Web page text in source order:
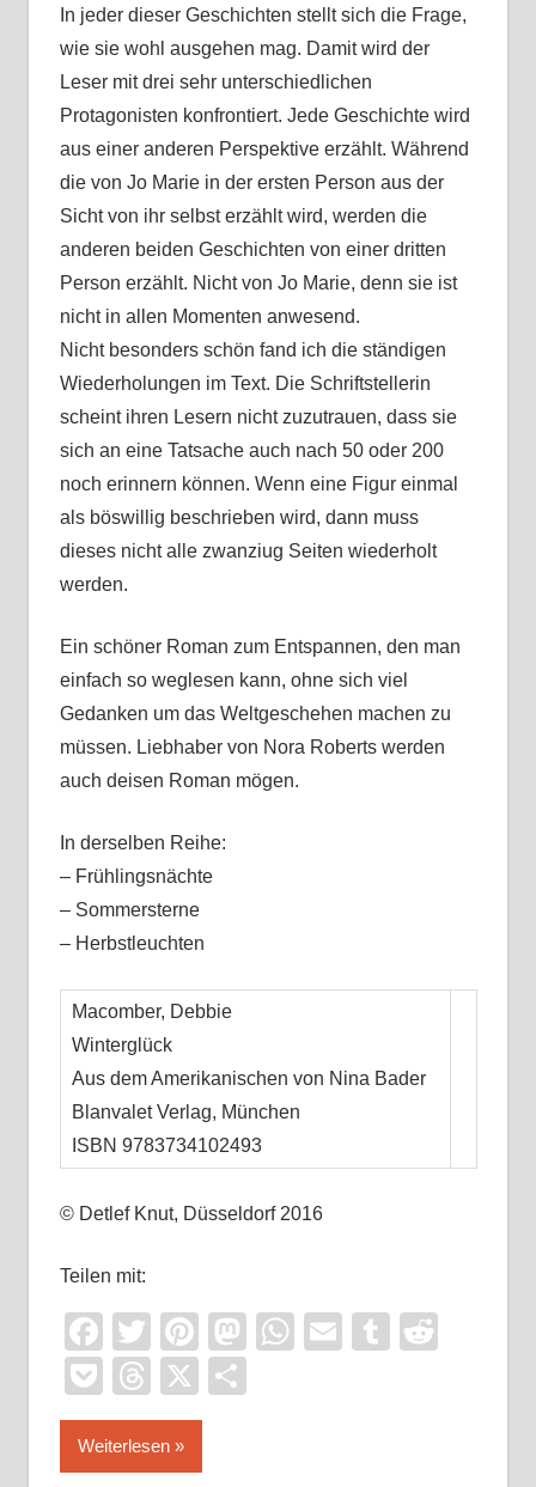
In jeder dieser Geschichten stellt sich die Frage,
wie sie wohl ausgehen mag. Damit wird der
Leser mit drei sehr unterschiedlichen
Protagonisten konfrontiert. Jede Geschichte wird
aus einer anderen Perspektive erzählt. Während
die von Jo Marie in der ersten Person aus der
Sicht von ihr selbst erzählt wird, werden die
anderen beiden Geschichten von einer dritten
Person erzählt. Nicht von Jo Marie, denn sie ist
nicht in allen Momenten anwesend.
Nicht besonders schön fand ich die ständigen
Wiederholungen im Text. Die Schriftstellerin
scheint ihren Lesern nicht zuzutrauen, dass sie
sich an eine Tatsache auch nach 50 oder 200
noch erinnern können. Wenn eine Figur einmal
als böswillig beschrieben wird, dann muss
dieses nicht alle zwanziug Seiten wiederholt
werden.
Ein schöner Roman zum Entspannen, den man
einfach so weglesen kann, ohne sich viel
Gedanken um das Weltgeschehen machen zu
müssen. Liebhaber von Nora Roberts werden
auch deisen Roman mögen.
In derselben Reihe:
– Frühlingsnächte
– Sommersterne
– Herbstleuchten
Macomber, Debbie
Winterglück
Aus dem Amerikanischen von Nina Bader
Blanvalet Verlag, München
ISBN 9783734102493
© Detlef Knut, Düsseldorf 2016
Teilen mit:
Facebook
TwitterPinterest
Mastodon
WhatsApp
EmailTumblr
PocketThreads
X
Weiterlesen